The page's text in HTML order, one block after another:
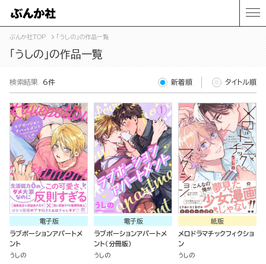
ぶんか社TOP 「うしの」の作品一覧
「うしの」の作品一覧
検索結果 6件 新着順 タイトル順
電子版
ラブポーションアパートメ
ント
うしの
電子版
ラブポーションアパートメ
ント（分冊版）
うしの
紙版
メロドラマチックフィクショ
ン
うしの